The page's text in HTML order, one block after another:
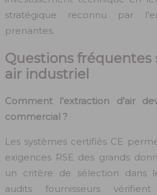
stratégique reconnu par
prenantes.
Questions fréquentes
air industriel
Comment l’extraction d’air
commercial ?
Les systèmes certifiés CE
exigences RSE des grands
un critère de sélection dans
audits fournisseurs